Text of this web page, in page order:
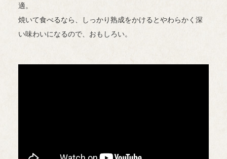
適。
焼いて食べるなら、しっかり熟成をかけるとやわらかく深
い味わいになるので、おもしろい。